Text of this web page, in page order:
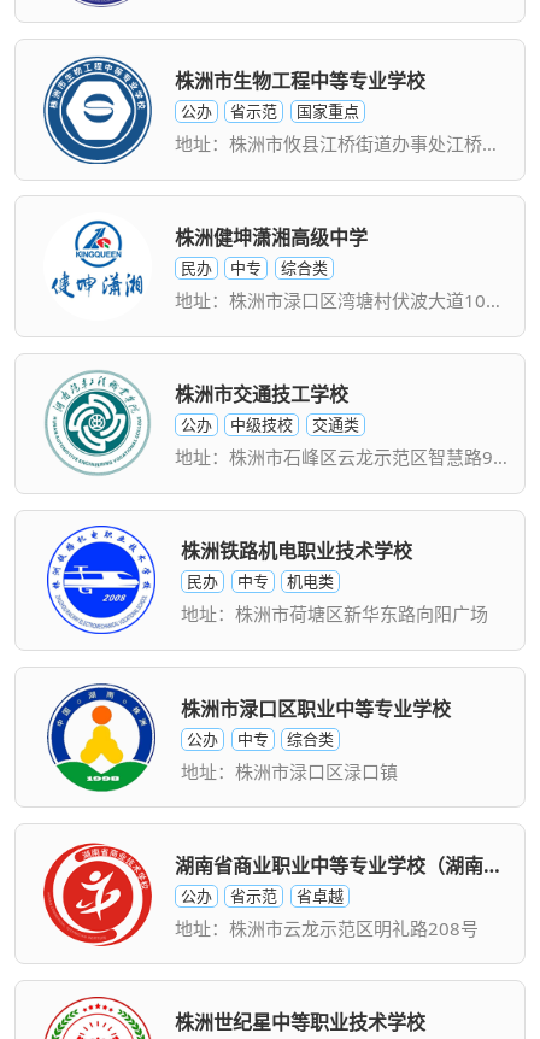
株洲市生物工程中等专业学校
公办 省示范 国家重点
地址：株洲市攸县江桥街道办事处江桥社区（商业西路）
株洲健坤潇湘高级中学
民办 中专 综合类
地址：株洲市渌口区湾塘村伏波大道100号
株洲市交通技工学校
公办 中级技校 交通类
地址：株洲市石峰区云龙示范区智慧路99号
株洲铁路机电职业技术学校
民办 中专 机电类
地址：株洲市荷塘区新华东路向阳广场
株洲市渌口区职业中等专业学校
公办 中专 综合类
地址：株洲市渌口区渌口镇
湖南省商业职业中等专业学校（湖南省商业技师学院）
公办 省示范 省卓越
地址：株洲市云龙示范区明礼路208号
株洲世纪星中等职业技术学校